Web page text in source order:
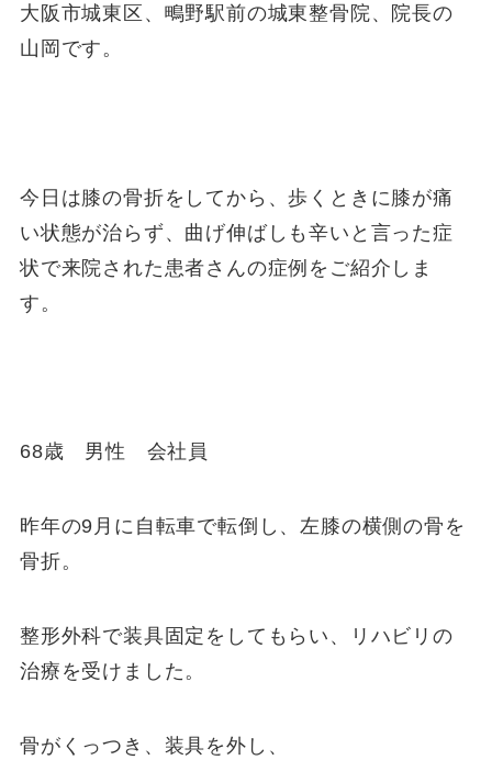
大阪市城東区、鴫野駅前の城東整骨院、院長の
山岡です。
今日は膝の骨折をしてから、歩くときに膝が痛
い状態が治らず、曲げ伸ばしも辛いと言った症
状で来院された患者さんの症例をご紹介しま
す。
68歳 男性 会社員
昨年の9月に自転車で転倒し、左膝の横側の骨を
骨折。
整形外科で装具固定をしてもらい、リハビリの
治療を受けました。
骨がくっつき、装具を外し、